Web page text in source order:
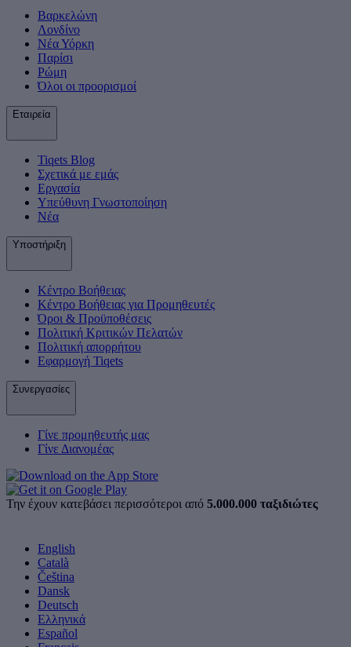
Βαρκελώνη
Λονδίνο
Νέα Υόρκη
Παρίσι
Ρώμη
Όλοι οι προορισμοί
Εταιρεία
Tiqets Βlog
Σχετικά με εμάς
Εργασία
Υπεύθυνη Γνωστοποίηση
Νέα
Υποστήριξη
Κέντρο Βοήθειας
Κέντρο Βοήθειας για Προμηθευτές
Όροι & Προϋποθέσεις
Πολιτική Κριτικών Πελατών
Πολιτική απορρήτου
Εφαρμογή Tiqets
Συνεργασίες
Γίνε προμηθευτής μας
Γίνε Διανομέας
Την έχουν κατεβάσει περισσότεροι από 5.000.000 ταξιδιώτες
English
Català
Čeština
Dansk
Deutsch
Ελληνικά
Español